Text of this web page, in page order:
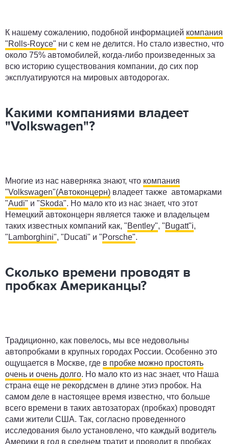
К нашему сожалению, подобной информацией компания
"Rolls-Royce" ни с кем не делится. Но стало известно, что
около 75% автомобилей, когда-либо произведенных за
всю историю существования компании, до сих пор
эксплуатируются на мировых автодорогах.
Какими компаниями владеет
"Volkswagen"?
Многие из нас наверняка знают, что компания
"Volkswagen"(Автоконцерн) владеет также автомарками
"Audi" и "Skoda". Но мало кто из нас знает, что этот
Немецкий автоконцерн является также и владельцем
таких известных компаний как, "Bentley", "Bugatt"i,
" Lamborghini", "Ducati" и "Porsche".
Сколько времени проводят в
пробках Американцы?
Традиционно, как повелось, мы все недовольны
автопробками в крупных городах России. Особенно это
ощущается в Москве, где в пробке можно простоять
очень и очень долго. Но мало кто из нас знает, что Наша
страна еще не рекордсмен в длине этиэ пробок. На
самом деле в настоящее время известно, что больше
всего времени в таких автозаторах (пробках) проводят
сами жители США. Так, согласно проведенного
исследования было установлено, что каждый водитель
Америки в год в среднем тратит и проводит в пробках